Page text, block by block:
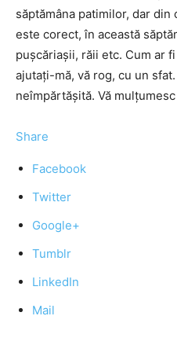
săptămâna patimilor, dar
este corect, în această
pușcăriașii, răii etc. Cum ar
ajutați-mă, vă rog, cu un
neîmpărtășită. Vă
Share
Facebook
Twitter
Google+
Tumblr
LinkedIn
Mail